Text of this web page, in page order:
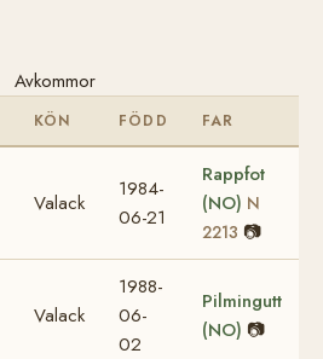
Avkommor
KÖN FÖDD FAR
Valack
1984-
06-21
Rappfot
(NO) N
2213 📷
Valack
1988-
06-
02
Pilmingutt
(NO) 📷